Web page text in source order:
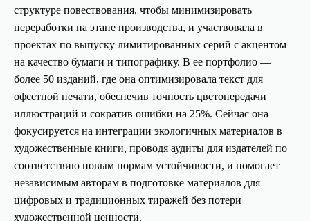
структуре повествования, чтобы минимизировать
переработки на этапе производства, и участвовала в
проектах по выпуску лимитированных серий с акцентом
на качество бумаги и типографику. В ее портфолио —
более 50 изданий, где она оптимизировала текст для
офсетной печати, обеспечив точность цветопередачи
иллюстраций и сократив ошибки на 25%. Сейчас она
фокусируется на интеграции экологичных материалов в
художественные книги, проводя аудиты для издателей по
соответствию новым нормам устойчивости, и помогает
независимым авторам в подготовке материалов для
цифровых и традиционных тиражей без потери
художественной ценности.